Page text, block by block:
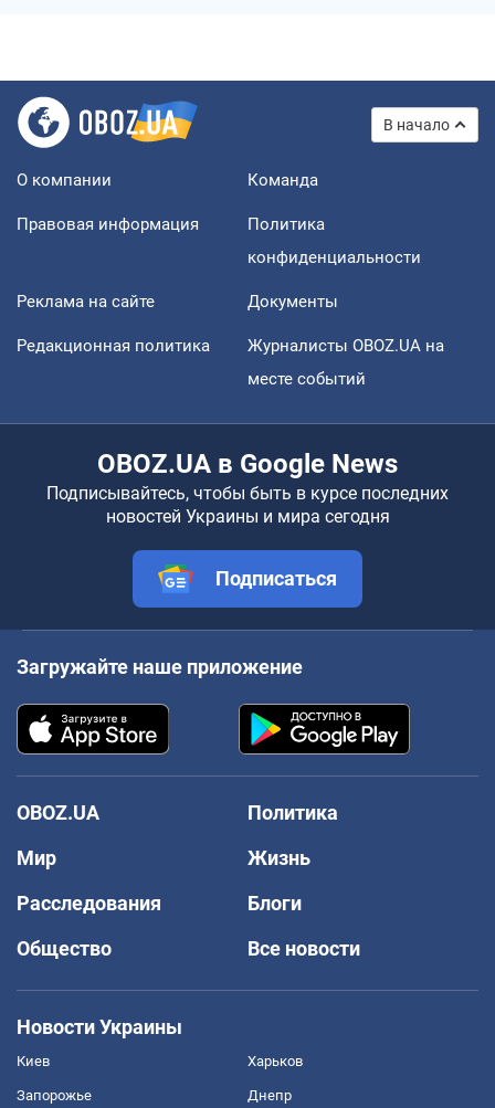
В начало
О компании Команда
Правовая информация
Политика
конфиденциальности
Реклама на сайте Документы
Редакционная политика
Журналисты OBOZ.UA на
месте событий
OBOZ.UA в Google News
Подписывайтесь, чтобы быть в курсе последних
новостей Украины и мира сегодня
Подписаться
Загружайте наше приложение
OBOZ.UA
Политика
Мир
Жизнь
Расследования
Блоги
Общество
Все новости
Новости Украины
Киев Харьков
Запорожье Днепр